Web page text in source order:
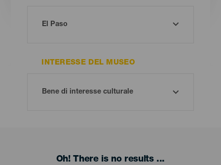
INTERESSE DEL MUSEO
Oh! There is no results ...